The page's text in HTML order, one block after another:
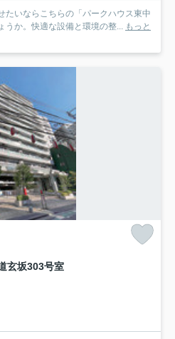
たいならこちらの「パークハウス東中
うか。快適な設備と環境の整... もっと
玄坂303号室